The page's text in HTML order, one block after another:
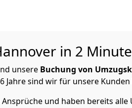
in 2
unsere Buchung von
Jahre sind wir für unsere Kunden
und haben bereits